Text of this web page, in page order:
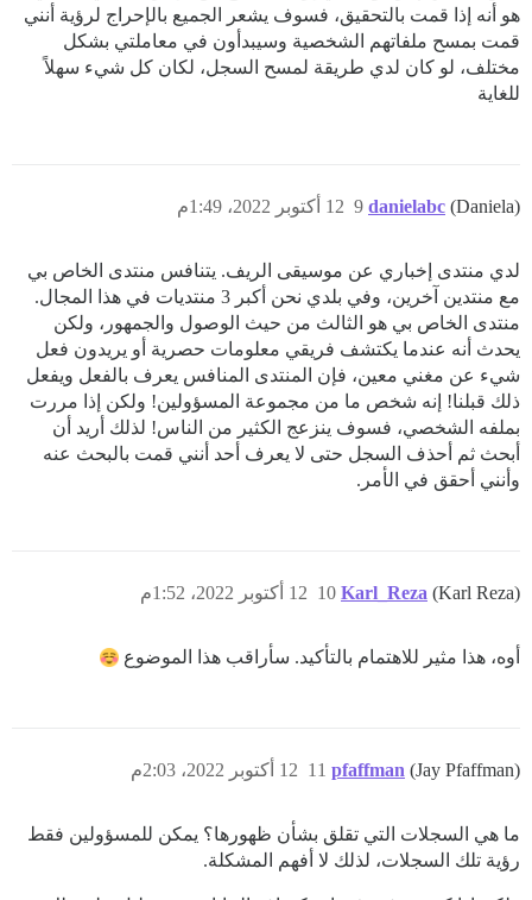
هو أنه إذا قمت بالتحقيق، فسوف يشعر الجميع بالإحراج لرؤية أنني
قمت بمسح ملفاتهم الشخصية وسيبدأون في معاملتي بشكل
مختلف، لو كان لدي طريقة لمسح السجل، لكان كل شيء سهلاً
للغاية
danielabc (Daniela) 12 أكتوبر 2022، 1:49م 9
لدي منتدى إخباري عن موسيقى الريف. يتنافس منتدى الخاص بي
مع منتدين آخرين، وفي بلدي نحن أكبر 3 منتديات في هذا المجال.
منتدى الخاص بي هو الثالث من حيث الوصول والجمهور، ولكن
يحدث أنه عندما يكتشف فريقي معلومات حصرية أو يريدون فعل
شيء عن مغني معين، فإن المنتدى المنافس يعرف بالفعل ويفعل
ذلك قبلنا! إنه شخص ما من مجموعة المسؤولين! ولكن إذا مررت
بملفه الشخصي، فسوف ينزعج الكثير من الناس! لذلك أريد أن
أبحث ثم أحذف السجل حتى لا يعرف أحد أنني قمت بالبحث عنه
وأنني أحقق في الأمر.
Karl_Reza (Karl Reza) 12 أكتوبر 2022، 1:52م 10
أوه، هذا مثير للاهتمام بالتأكيد. سأراقب هذا الموضوع
pfaffman (Jay Pfaffman) 12 أكتوبر 2022، 2:03م 11
ما هي السجلات التي تقلق بشأن ظهورها؟ يمكن للمسؤولين فقط
رؤية تلك السجلات، لذلك لا أفهم المشكلة.